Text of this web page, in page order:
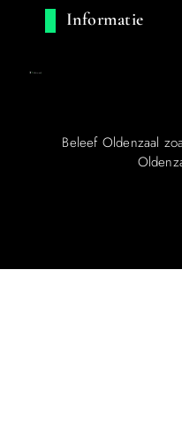
Informatie
Beleef Oldenzaal